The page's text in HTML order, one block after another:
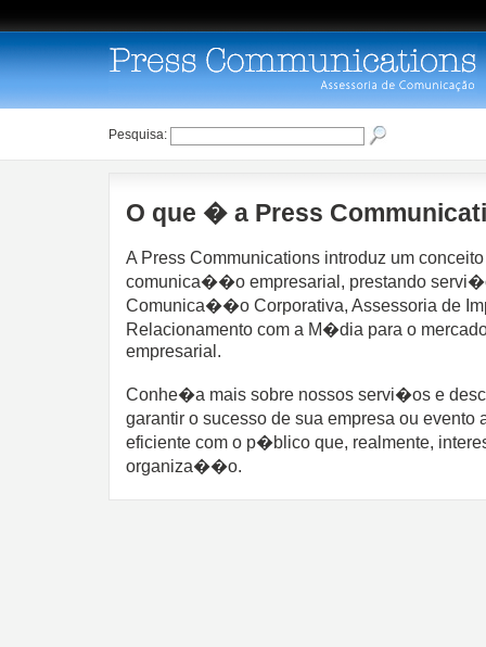
Pesquisa:
O que � a Press
A Press Communications introduz um
comunica��o empresarial, prestando
Comunica��o Corporativa, Assessoria de
Relacionamento com a M�dia para o
empresarial.
Conhe�a mais sobre nossos servi�os e
garantir o sucesso de sua empresa ou
eficiente com o p�blico que, realmente,
organiza��o.